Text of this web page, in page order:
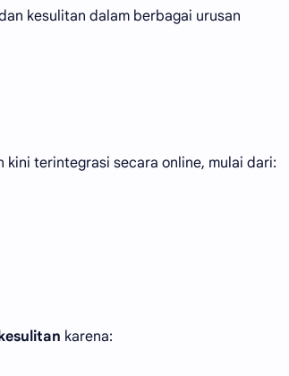
kesulitan dalam berbagai urusan
kini terintegrasi secara online, mulai dari:
karena: